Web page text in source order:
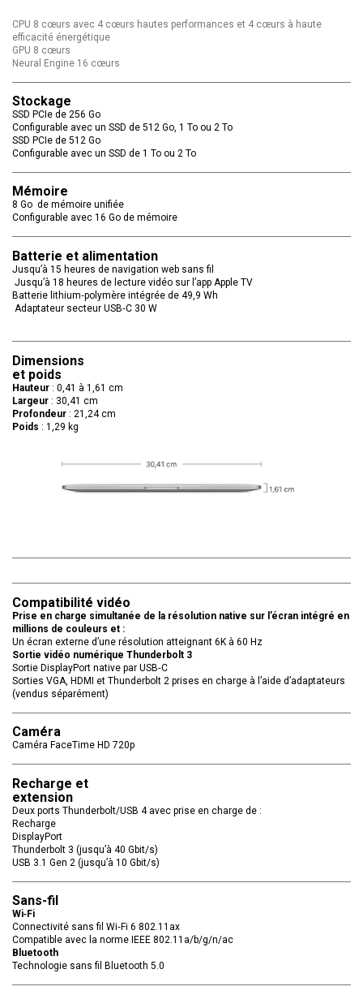
CPU 8 cœurs avec 4 cœurs hautes performances et 4 cœurs à haute
efficacité énergétique
GPU 8 cœurs
Neural Engine 16 cœurs
Stockage
SSD PCIe de 256 Go
Configurable avec un SSD de 512 Go, 1 To ou 2 To
SSD PCIe de 512 Go
Configurable avec un SSD de 1 To ou 2 To
Mémoire
8 Go de mémoire unifiée
Configurable avec 16 Go de mémoire
Batterie et alimentation
Jusqu’à 15 heures de navigation web sans fil
Jusqu’à 18 heures de lecture vidéo sur l’app Apple TV
Batterie lithium‑polymère intégrée de 49,9 Wh
Adaptateur secteur USB‑C 30 W
Dimensions
et poids
Hauteur : 0,41 à 1,61 cm
Largeur : 30,41 cm
Profondeur : 21,24 cm
Poids : 1,29 kg
Compatibilité vidéo
Prise en charge simultanée de la résolution native sur l’écran intégré en
millions de couleurs et :
Un écran externe d’une résolution atteignant 6K à 60 Hz
Sortie vidéo numérique Thunderbolt 3
Sortie DisplayPort native par USB‑C
Sorties VGA, HDMI et Thunderbolt 2 prises en charge à l’aide d’adaptateurs
(vendus séparément)
Caméra
Caméra FaceTime HD 720p
Recharge et
extension
Deux ports Thunderbolt/USB 4 avec prise en charge de :
Recharge
DisplayPort
Thunderbolt 3 (jusqu’à 40 Gbit/s)
USB 3.1 Gen 2 (jusqu’à 10 Gbit/s)
Sans-fil
Wi‑Fi
Connectivité sans fil Wi‑Fi 6 802.11ax
Compatible avec la norme IEEE 802.11a/b/g/n/ac
Bluetooth
Technologie sans fil Bluetooth 5.0